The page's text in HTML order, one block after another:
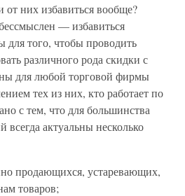
них избавиться вообще?
— избавиться
того, чтобы проводить
различного рода скидки с
для любой торговой фирмы
тех из них, кто работает по
с тем, что для большинства
актуальны несколько
продающихся, устаревающих,
товаров;